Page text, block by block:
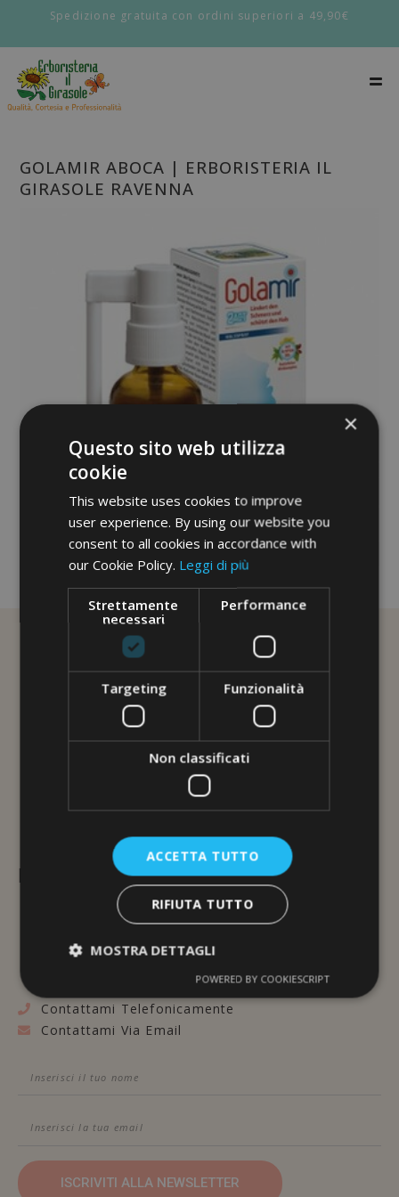
Spedizione gratuita con ordini superiori a 49,90€
GOLAMIR ABOCA | ERBORISTERIA IL
GIRASOLE RAVENNA
L'ERBORISTERIA
Via Brunelleschi, 117
Contattami Telefonicamente
Contattami Via Email
ISCRIVITI ALLA NEWSLETTER
×
Questo sito web utilizza
cookie
This website uses cookies to improve
user experience. By using our website you
consent to all cookies in accordance with
our Cookie Policy. Leggi di più
Strettamente
necessari
Performance
Targeting Funzionalità
Non classificati
ACCETTA TUTTO
RIFIUTA TUTTO
MOSTRA DETTAGLI
POWERED BY COOKIESCRIPT